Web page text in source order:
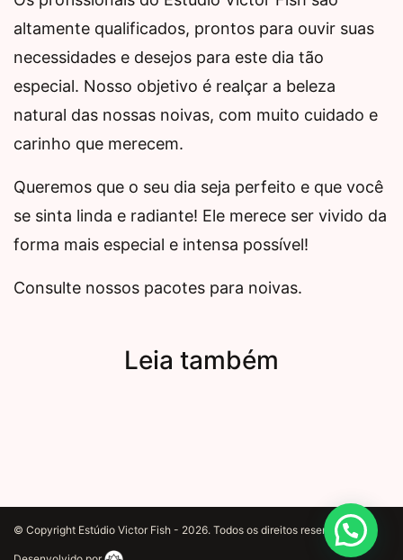
altamente qualificados, prontos para ouvir suas
necessidades e desejos para este dia tão
especial. Nosso objetivo é realçar a beleza
natural das nossas noivas, com muito cuidado e
carinho que merecem.
Queremos que o seu dia seja perfeito e que você
se sinta linda e radiante! Ele merece ser vivido da
forma mais especial e intensa possível!
Consulte nossos pacotes para noivas.
Leia também
© Copyright Estúdio Victor Fish - 2026. Todos os direitos reservados.